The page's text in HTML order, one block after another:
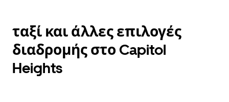
ταξί και άλλες επιλογές
διαδρομής στο Capitol
Heights